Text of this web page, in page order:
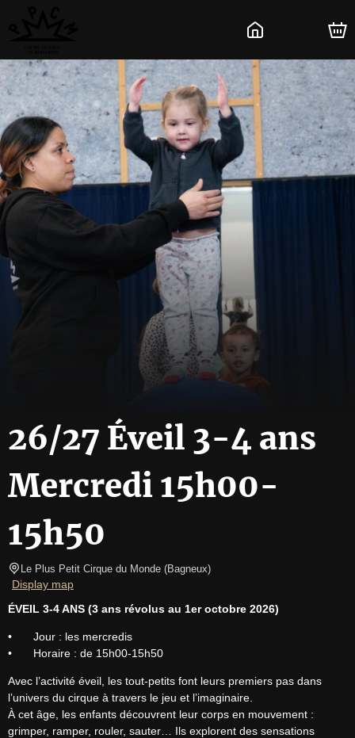
26/27 Éveil 3-4 ans
Mercredi 15h00-
15h50
Le Plus Petit Cirque du Monde (Bagneux)
Display map
ÉVEIL 3-4 ANS (3 ans révolus au 1er octobre 2026)
•	Jour : les mercredis
•	Horaire : de 15h00-15h50
Avec l’activité éveil, les tout-petits font leurs premiers pas dans
l’univers du cirque à travers le jeu et l’imaginaire.
À cet âge, les enfants découvrent leur corps en mouvement :
grimper, ramper, rouler, sauter… Ils explorent des sensations